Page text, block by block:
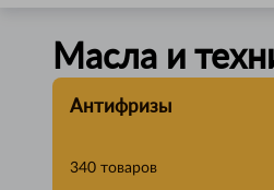
Масла и
Антифризы
340 товаров